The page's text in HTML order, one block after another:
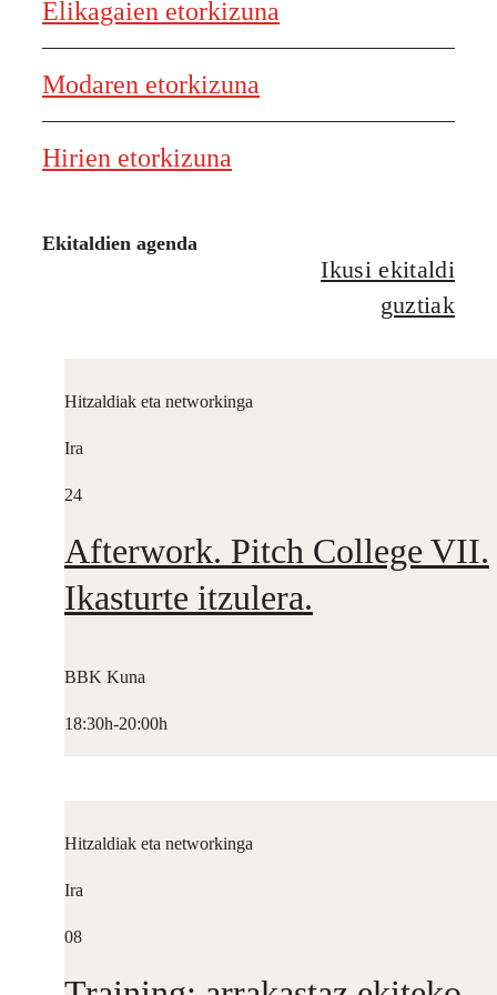
Elikagaien etorkizuna
Modaren etorkizuna
Hirien etorkizuna
Ekitaldien agenda
Ikusi ekitaldi
guztiak
Hitzaldiak eta networkinga
Ira
24
Afterwork. Pitch College VII.
Ikasturte itzulera.
BBK Kuna
18:30h-20:00h
Hitzaldiak eta networkinga
Ira
08